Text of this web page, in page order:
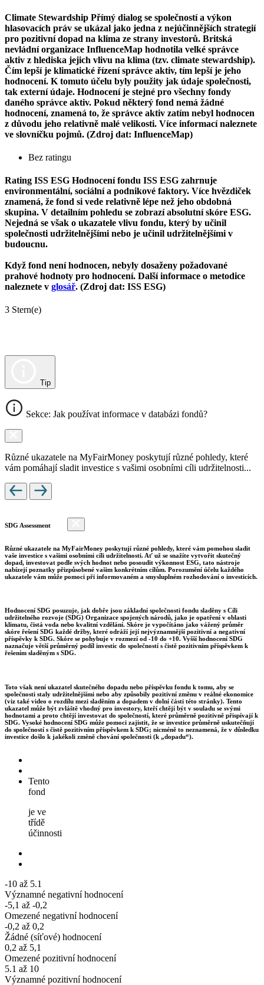
Climate Stewardship Přímý dialog se společností a výkon
hlasovacích práv se ukázal jako jedna z nejúčinnějších strategií
pro pozitivní dopad na klima ze strany investorů. Britská
nevládní organizace InfluenceMap hodnotila velké správce
aktiv z hlediska jejich vlivu na klima (tzv. climate stewardship).
Čím lepší je klimatické řízení správce aktiv, tím lepší je jeho
hodnocení. K tomuto účelu byly použity jak údaje společnosti,
tak externí údaje. Hodnocení je stejné pro všechny fondy
daného správce aktiv. Pokud některý fond nemá žádné
hodnocení, znamená to, že správce aktiv zatím nebyl hodnocen
z důvodu jeho relativně malé velikosti. Více informací naleznete
ve slovníčku pojmů. (Zdroj dat: InfluenceMap)
Bez ratingu
Rating ISS ESG Hodnocení fondu ISS ESG zahrnuje
environmentální, sociální a podnikové faktory. Více hvězdiček
znamená, že fond si vede relativně lépe než jeho obdobná
skupina. V detailním pohledu se zobrazí absolutní skóre ESG.
Nejedná se však o ukazatele vlivu fondu, který by učinil
společnosti udržitelnějšími nebo je učinil udržitelnějšími v
budoucnu.
Když fond není hodnocen, nebyly dosaženy požadované
prahové hodnoty pro hodnocení. Další informace o metodice
naleznete v glosář. (Zdroj dat: ISS ESG)
3 Stern(e)
Tip
Sekce: Jak používat informace v databázi fondů?
Různé ukazatele na MyFairMoney poskytují různé pohledy, které
vám pomáhají sladit investice s vašimi osobními cíli udržitelnosti...
SDG Assessment
Různé ukazatele na MyFairMoney poskytují různé pohledy, které vám pomohou sladit
vaše investice s vašimi osobními cíli udržitelnosti. Ať už se snažíte vytvořit skutečný
dopad, investovat podle svých hodnot nebo posoudit výkonnost ESG, tato nástroje
nabízejí poznatky přizpůsobené vašim konkrétním cílům. Porozumění účelu každého
ukazatele vám může pomoci při informovaném a smysluplném rozhodování o investicích.
Hodnocení SDG posuzuje, jak dobře jsou základní společnosti fondu sladěny s Cíli
udržitelného rozvoje (SDG) Organizace spojených národů, jako je opatření v oblasti
klimatu, čistá voda nebo kvalitní vzdělání. Skóre je vypočítáno jako vážený průměr
skóre řešení SDG každé držby, které odráží její nejvýznamnější pozitivní a negativní
příspěvky k SDG. Skóre se pohybuje v rozmezí od -10 do +10. Vyšší hodnocení SDG
naznačuje větší průměrný podíl investic do společností s čistě pozitivním příspěvkem k
řešením sladěným s SDG.
Toto však není ukazatel skutečného dopadu nebo příspěvku fondu k tomu, aby se
společnosti staly udržitelnějšími nebo aby způsobily pozitivní změnu v reálné ekonomice
(viz také video o rozdílu mezi sladěním a dopadem v dolní části této stránky). Tento
ukazatel může být zvláště vhodný pro investory, kteří chtějí být v souladu se svými
hodnotami a proto chtějí investovat do společností, které průměrně pozitivně přispívají k
SDG. Vysoké hodnocení SDG může pomoci zajistit, že se investice průměrně uskutečňují
do společností s čistě pozitivním příspěvkem k SDG; nicméně to neznamená, že v důsledku
investice došlo k jakékoli změně chování společnosti (k „dopadu“).
Tento
fond
je ve
třídě
účinnosti
-10 až 5.1
Významné negativní hodnocení
-5,1 až -0,2
Omezené negativní hodnocení
-0,2 až 0,2
Žádné (síťové) hodnocení
0,2 až 5,1
Omezené pozitivní hodnocení
5.1 až 10
Významné pozitivní hodnocení